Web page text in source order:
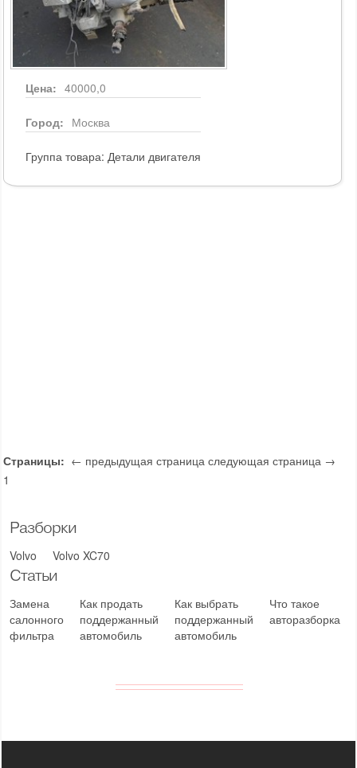
Разборки
Volvo Volvo XC70
Статьи
Замена
салонного
фильтра
Как продать
поддержанный
автомобиль
Как выбрать
поддержанный
автомобиль
Что такое
авторазборка
Цена: 40000,0
Город: Москва
Группа товара: Детали двигателя
Страницы: ← предыдущая страница следующая страница →
1